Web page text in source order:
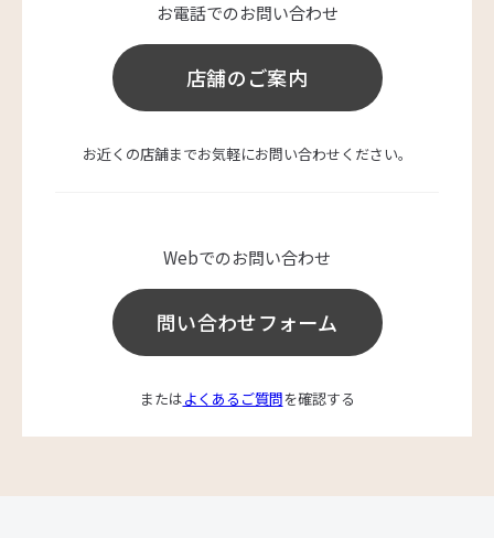
お電話でのお問い合わせ
店舗のご案内
お近くの店舗までお気軽にお問い合わせください。
Webでのお問い合わせ
問い合わせフォーム
またはよくあるご質問を確認する